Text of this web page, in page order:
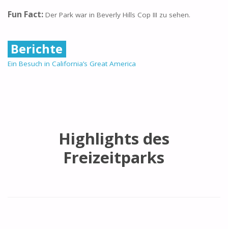
Fun Fact:Der Park war in Beverly Hills Cop III zu sehen.
Berichte
Ein Besuch in California’s Great America
Highlights des
Freizeitparks